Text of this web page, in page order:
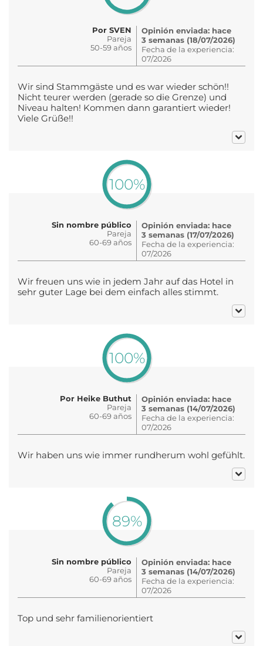
Por SVEN
Pareja
50-59 años
Opinión enviada: hace
3 semanas (18/07/2026)
Fecha de la experiencia:
07/2026
Wir sind Stammgäste und es war wieder schön!!
Nicht teurer werden (gerade so die Grenze) und
Niveau halten! Kommen dann garantiert wieder!
Viele Grüße!!
100%
Sin nombre público
Pareja
60-69 años
Opinión enviada: hace
3 semanas (17/07/2026)
Fecha de la experiencia:
07/2026
Wir freuen uns wie in jedem Jahr auf das Hotel in
sehr guter Lage bei dem einfach alles stimmt.
100%
Por Heike Buthut
Pareja
60-69 años
Opinión enviada: hace
3 semanas (14/07/2026)
Fecha de la experiencia:
07/2026
Wir haben uns wie immer rundherum wohl gefühlt.
89%
Sin nombre público
Pareja
60-69 años
Opinión enviada: hace
3 semanas (14/07/2026)
Fecha de la experiencia:
07/2026
Top und sehr familienorientiert